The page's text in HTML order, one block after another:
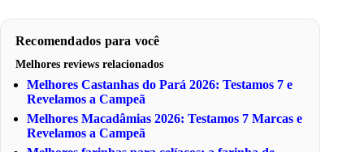
Recomendados para você
Melhores reviews relacionados
Melhores Castanhas do Pará 2026: Testamos 7 e
Revelamos a Campeã
Melhores Macadâmias 2026: Testamos 7 Marcas e
Revelamos a Campeã